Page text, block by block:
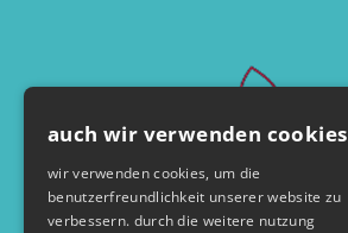
auch wir verwenden cookies
wir verwenden cookies, um die
benutzerfreundlichkeit unserer website zu
verbessern. durch die weitere nutzung